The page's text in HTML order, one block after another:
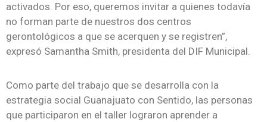
activados. Por eso, queremos invitar a quienes todavía
no forman parte de nuestros dos centros
gerontológicos a que se acerquen y se registren”,
expresó Samantha Smith, presidenta del DIF Municipal.
Como parte del trabajo que se desarrolla con la
estrategia social Guanajuato con Sentido, las personas
que participaron en el taller lograron aprender a